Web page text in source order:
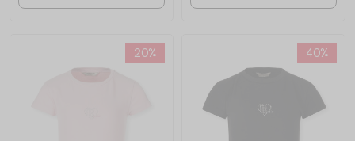
20% 40%